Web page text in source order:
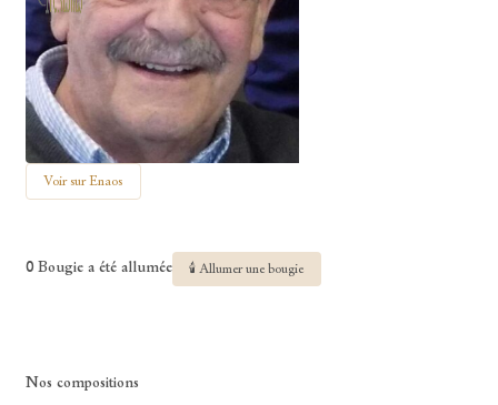
Voir sur Enaos
0 Bougie a été allumée 🕯 Allumer une bougie
Nos compositions